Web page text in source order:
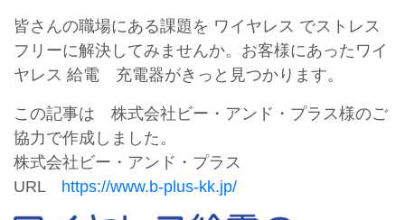
皆さんの職場にある課題を ワイヤレス でストレス
フリーに解決してみませんか。お客様にあったワイ
ヤレス 給電 充電器がきっと見つかります。
この記事は 株式会社ビー・アンド・プラス様のご
協力で作成しました。
株式会社ビー・アンド・プラス
URL https://www.b-plus-kk.jp/